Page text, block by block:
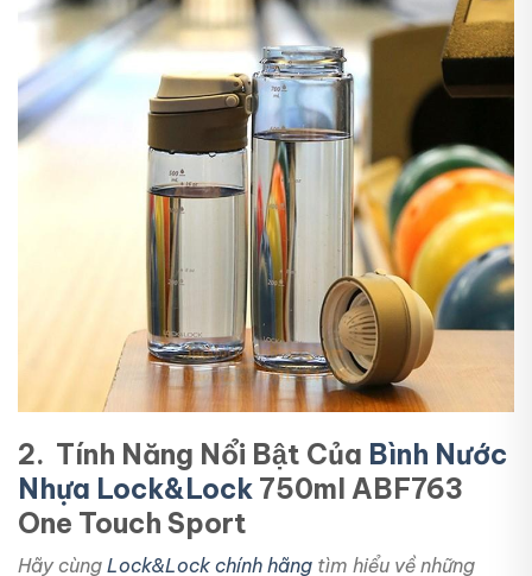
2. Tính Năng Nổi Bật Của Bình Nước
Nhựa Lock&Lock 750ml ABF763
One Touch Sport
Hãy cùng Lock&Lock chính hãng tìm hiểu về những